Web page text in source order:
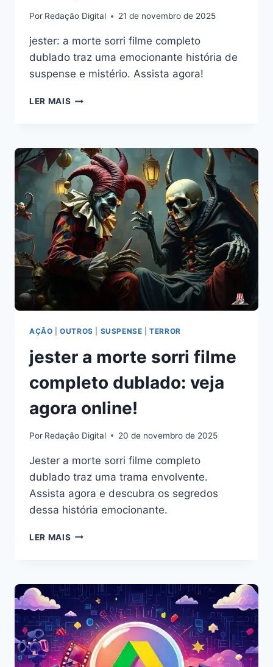
Por Redação Digital 21 de novembro de 2025
jester: a morte sorri filme completo
dublado traz uma emocionante história de
suspense e mistério. Assista agora!
LER MAIS JESTER:
FILME
COMPLETO
DUBLADO
QUE
VOCÊ
PRECISA
VER
AÇÃO |OUTROS SUSPENSE |TERROR
jester a morte sorri filme
completo dublado: veja
agora online!
Por Redação Digital 20 de novembro de 2025
Jester a morte sorri filme completo
dublado traz uma trama envolvente.
Assista agora e descubra os segredos
dessa história emocionante.
LER MAIS JESTER
FILME
COMPLETO
DUBLADO:
VEJA
AGORA
ONLINE!